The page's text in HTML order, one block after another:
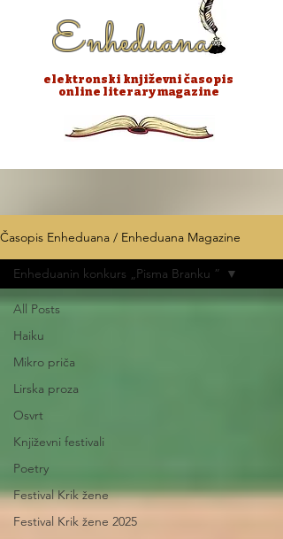
Enheduana
elektronski književni časopis
online literary magazine
Časopis Enheduana / Enheduana Magazine
All Posts
Haiku
Mikro priča
Lirska proza
Osvrt
Književni festivali
Poetry
Festival Krik žene
Festival Krik žene 2025
Enheduanin konkurs „Pisma Branku ”